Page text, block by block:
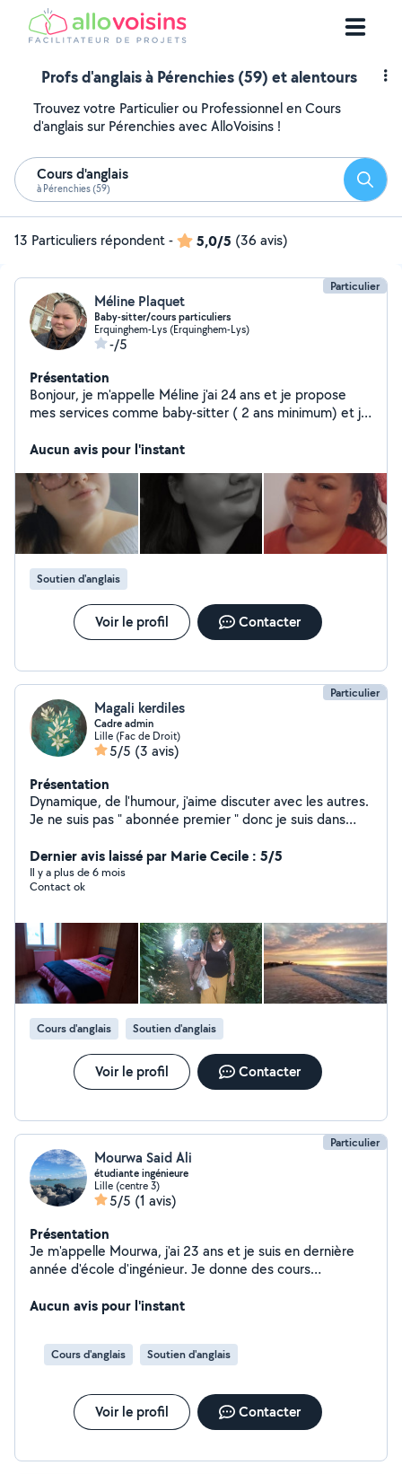
Profs d'anglais à Pérenchies (59) et alentours
Trouvez votre Particulier ou Professionnel en Cours
d'anglais sur Pérenchies avec AlloVoisins !
Cours d'anglais
à Pérenchies (59)
13 Particuliers répondent- 5,0/5 (36 avis)
Particulier
Méline Plaquet
Baby-sitter/cours particuliers
Erquinghem-Lys (Erquinghem-Lys)
-/5
Présentation
Bonjour, je m'appelle Méline j'ai 24 ans et je propose
mes services comme baby-sitter ( 2 ans minimum) et je
soutien scolaire.
Aucun avis pour l'instant
Soutien d'anglais
Voir le profil Contacter
Particulier
Magali kerdiles
Cadre admin
Lille (Fac de Droit)
5/5 (3 avis)
Présentation
Dynamique, de l'humour, j'aime discuter avec les autres.
Je ne suis pas " abonnée premier " donc je suis dans
Dernier avis laissé par Marie Cecile : 5/5
Il y a plus de 6 mois
Contact ok
Cours d'anglais Soutien d'anglais
Voir le profil Contacter
Particulier
Mourwa Said Ali
étudiante ingénieure
Lille (centre 3)
5/5 (1 avis)
Présentation
Je m'appelle Mourwa, j'ai 23 ans et je suis en dernière
année d'école d'ingénieur. Je donne des cours
Aucun avis pour l'instant
Cours d'anglais Soutien d'anglais
Voir le profil Contacter